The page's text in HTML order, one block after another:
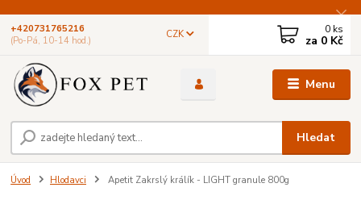
Menu
CZK
Hledat
+420731765216
(Po-Pá, 10-14 hod.)
0 ks
za 0 Kč
Úvod Hlodavci Apetit Zakrslý králík - LIGHT granule 800g